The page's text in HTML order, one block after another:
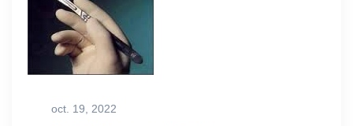
oct. 19, 2022